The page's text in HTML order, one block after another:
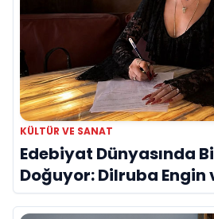
KÜLTÜR VE SANAT
Edebiyat Dünyasında
Doğuyor: Dilruba Engin
Evreni ‘AVENOİR’